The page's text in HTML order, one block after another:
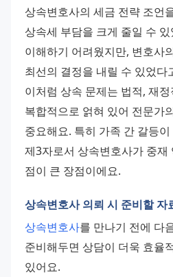
상속변호사의 세금 전략 조언
상속세 부담을 크게 줄일 수
이해하기 어려웠지만, 변호사
최선의 결정을 내릴 수 있었다
이처럼 상속 문제는 법적, 재
복합적으로 얽혀 있어 전문가
중요해요. 특히 가족 간 갈등
제3자로서 상속변호사가 중재
점이 큰 장점이에요.
상속변호사 의뢰 시 준비할 자
상속변호사를 만나기 전에 다
준비해두면 상담이 더욱 효율
있어요.